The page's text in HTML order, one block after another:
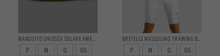
P M G GG P M G
GG